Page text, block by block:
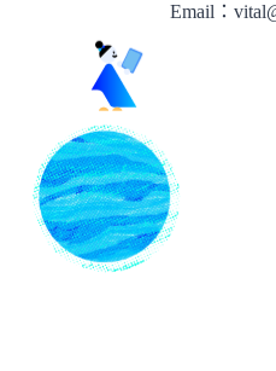
Email：